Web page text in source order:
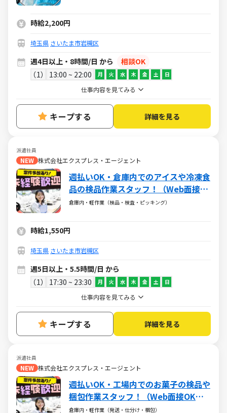
時給2,200円
埼玉県 さいたま市岩槻区
週4日以上・8時間/日 から
相談OK
1
13:00 ~ 22:00 月 火 水 木 金 土 日
仕事内容を見てみる
キープする 詳細を見る
派遣社員
NEW 株式会社エクスプレス・エージェント
週払いOK・倉庫内でのアイスや冷凍食
品の検品作業スタッフ！（Web面接
OK・高時給）
倉庫内・軽作業（検品・検査・ピッキング）
時給1,550円
埼玉県 さいたま市岩槻区
週5日以上・5.5時間/日 から
1
17:30 ~ 23:30 月 火 水 木 金 土 日
仕事内容を見てみる
キープする 詳細を見る
派遣社員
NEW 株式会社エクスプレス・エージェント
週払いOK・工場内でのお菓子の検品や
梱包作業スタッフ！（Web面接OK・
外国籍の方活躍中）
倉庫内・軽作業（発送・仕分け・梱包）